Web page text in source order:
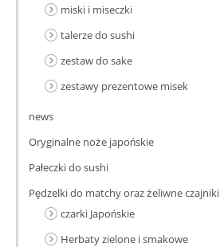
miski i miseczki
talerze do sushi
zestaw do sake
zestawy prezentowe misek
news
Oryginalne noże japońskie
Pałeczki do sushi
Pędzelki do matchy oraz żeliwne czajniki
czarki Japońskie
Herbaty zielone i smakowe